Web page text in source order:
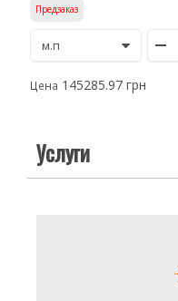
Предзаказ
Цена 145285.97 грн
Услуги